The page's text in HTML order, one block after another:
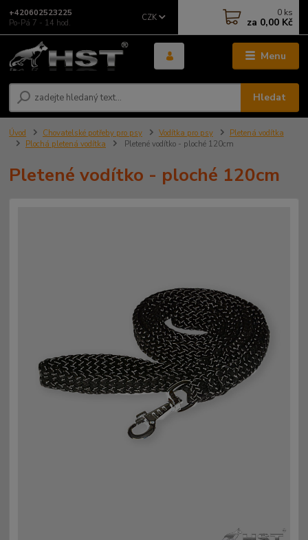
Menu
CZK
Hledat
+420602523225
Po-Pá 7 - 14 hod.
0 ks
za 0,00 Kč
Úvod Chovatelské potřeby pro psy Vodítka pro psy
Pletená vodítka
Plochá pletená vodítka
Pletené vodítko - ploché 120cm
Pletené vodítko - ploché 120cm